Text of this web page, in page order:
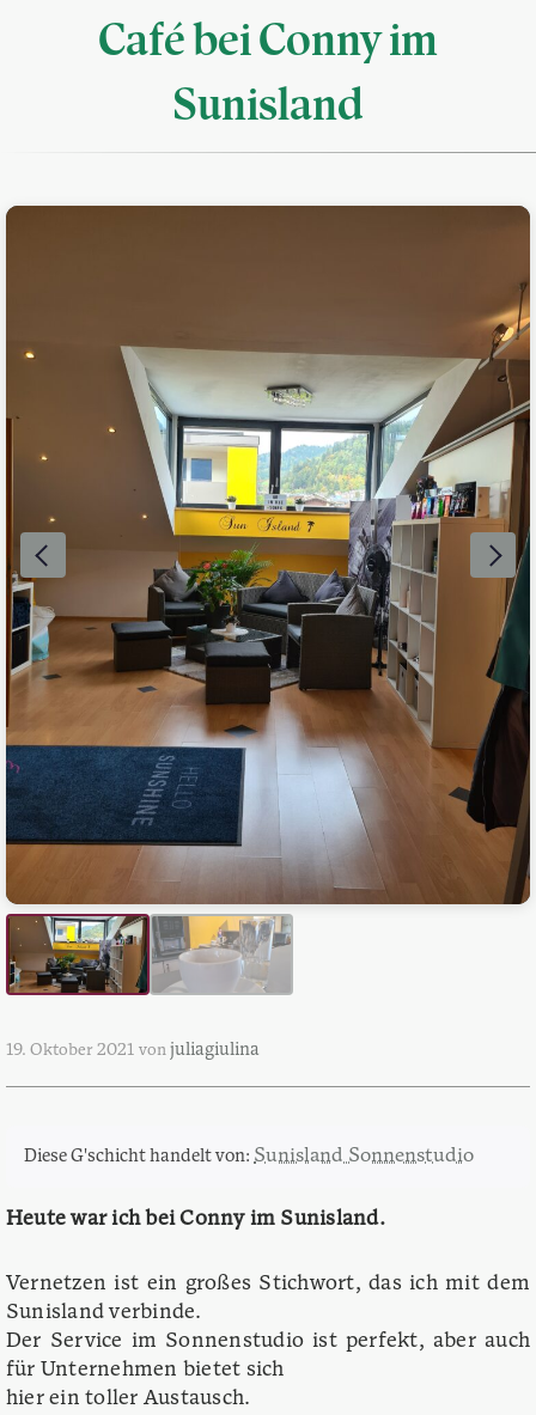
Café bei Conny im
Sunisland
19. Oktober 2021 von juliagiulina
Diese G'schicht handelt von: Sunisland Sonnenstudio
Heute war ich bei Conny im Sunisland.
Vernetzen ist ein großes Stichwort, das ich mit dem
Sunisland verbinde.
Der Service im Sonnenstudio ist perfekt, aber auch
für Unternehmen bietet sich
hier ein toller Austausch.